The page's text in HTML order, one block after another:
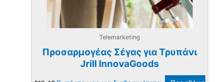
Telemarketing
Προσαρμογέας Σέγας για Τρυπάνι
Jrill InnovaGoods